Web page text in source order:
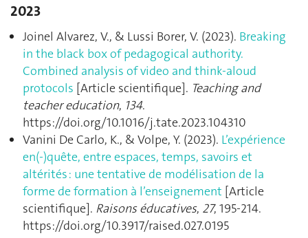
2023
Joinel Alvarez, V., & Lussi Borer, V. (2023). Breaking
in the black box of pedagogical authority.
Combined analysis of video and think-aloud
protocols [Article scientifique]. Teaching and
teacher education, 134.
https://doi.org/10.1016/j.tate.2023.104310
Vanini De Carlo, K., & Volpe, Y. (2023). L’expérience
en(-)quête, entre espaces, temps, savoirs et
altérités : une tentative de modélisation de la
forme de formation à l’enseignement [Article
scientifique]. Raisons éducatives, 27, 195‑214.
https://doi.org/10.3917/raised.027.0195